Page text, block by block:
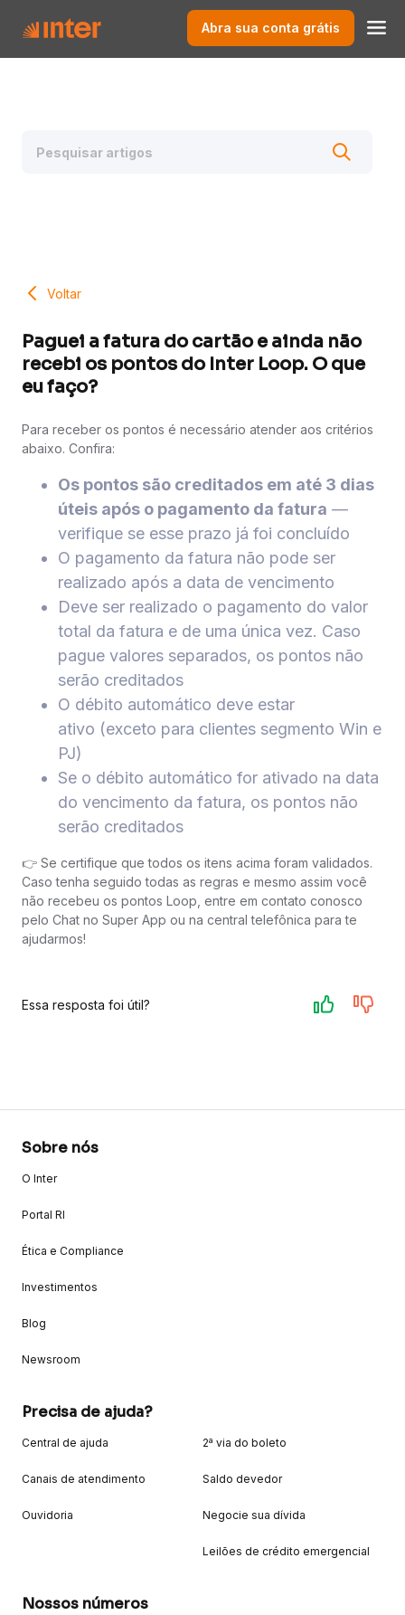
Abra sua conta grátis
Voltar
Paguei a fatura do cartão e ainda não
recebi os pontos do Inter Loop. O que
eu faço?
Para receber os pontos é necessário atender aos critérios
abaixo. Confira:
Os pontos são creditados em até 3 dias
úteis após o pagamento da fatura —
verifique se esse prazo já foi concluído
O pagamento da fatura não pode ser
realizado após a data de vencimento
Deve ser realizado o pagamento do valor
total da fatura e de uma única vez. Caso
pague valores separados, os pontos não
serão creditados
O débito automático deve estar
ativo (exceto para clientes segmento Win e
PJ)
Se o débito automático for ativado na data
do vencimento da fatura, os pontos não
serão creditados
👉 Se certifique que todos os itens acima foram validados.
Caso tenha seguido todas as regras e mesmo assim você
não recebeu os pontos Loop, entre em contato conosco
pelo Chat no Super App ou na central telefônica para te
ajudarmos!
Essa resposta foi útil?
Sobre nós
O Inter
Portal RI
Ética e Compliance
Investimentos
Blog
Newsroom
Precisa de ajuda?
Central de ajuda
Canais de atendimento
Ouvidoria
2ª via do boleto
Saldo devedor
Negocie sua dívida
Leilões de crédito emergencial
Nossos números